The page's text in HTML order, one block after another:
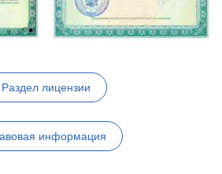
Раздел лицензии
информация